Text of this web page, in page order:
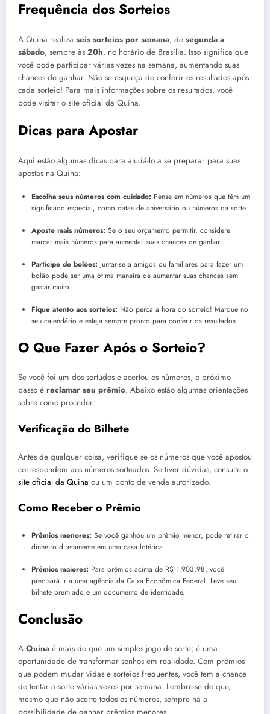
Frequência dos Sorteios
A Quina realiza seis sorteios por semana, de segunda a
sábado, sempre às 20h, no horário de Brasília. Isso significa que
você pode participar várias vezes na semana, aumentando suas
chances de ganhar. Não se esqueça de conferir os resultados após
cada sorteio! Para mais informações sobre os resultados, você
pode visitar o site oficial da Quina.
Dicas para Apostar
Aqui estão algumas dicas para ajudá-lo a se preparar para suas
apostas na Quina:
Escolha seus números com cuidado: Pense em números que têm um
significado especial, como datas de aniversário ou números da sorte.
Aposte mais números: Se o seu orçamento permitir, considere
marcar mais números para aumentar suas chances de ganhar.
Participe de bolões: Juntar-se a amigos ou familiares para fazer um
bolão pode ser uma ótima maneira de aumentar suas chances sem
gastar muito.
Fique atento aos sorteios: Não perca a hora do sorteio! Marque no
seu calendário e esteja sempre pronto para conferir os resultados.
O Que Fazer Após o Sorteio?
Se você foi um dos sortudos e acertou os números, o próximo
passo é reclamar seu prêmio. Abaixo estão algumas orientações
sobre como proceder:
Verificação do Bilhete
Antes de qualquer coisa, verifique se os números que você apostou
correspondem aos números sorteados. Se tiver dúvidas, consulte o
site oficial da Quina ou um ponto de venda autorizado.
Como Receber o Prêmio
Prêmios menores: Se você ganhou um prêmio menor, pode retirar o
dinheiro diretamente em uma casa lotérica.
Prêmios maiores: Para prêmios acima de R$ 1.903,98, você
precisará ir a uma agência da Caixa Econômica Federal. Leve seu
bilhete premiado e um documento de identidade.
Conclusão
A Quina é mais do que um simples jogo de sorte; é uma
oportunidade de transformar sonhos em realidade. Com prêmios
que podem mudar vidas e sorteios frequentes, você tem a chance
de tentar a sorte várias vezes por semana. Lembre-se de que,
mesmo que não acerte todos os números, sempre há a